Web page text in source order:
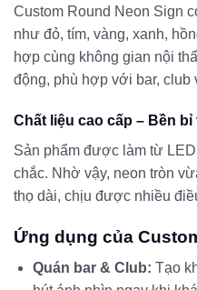
Custom Round Neon Sign
như đỏ, tím, vàng, xanh,
hợp cùng không gian nội
động, phù hợp với bar, club
Chất liệu cao cấp – Bền
Sản phẩm được làm từ
chắc. Nhờ vậy, neon tròn
thọ dài, chịu được nhiều
Ứng dụng của
Quán bar & Club: Tạo